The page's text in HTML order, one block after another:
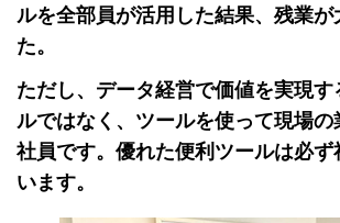
ルを全部員が活用した結果、残業が
た。
ただし、データ経営で価値を実現
ルではなく、ツールを使って現場
社員です。優れた便利ツールは必ず
います。